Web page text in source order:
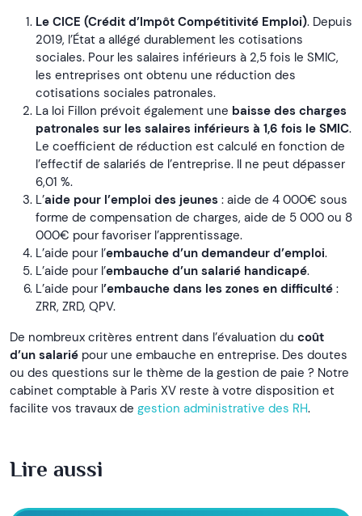
Le CICE (Crédit d’Impôt Compétitivité Emploi). Depuis
2019, l’État a allégé durablement les cotisations
sociales. Pour les salaires inférieurs à 2,5 fois le SMIC,
les entreprises ont obtenu une réduction des
cotisations sociales patronales.
La loi Fillon prévoit également une baisse des charges
patronales sur les salaires inférieurs à 1,6 fois le SMIC.
Le coefficient de réduction est calculé en fonction de
l’effectif de salariés de l’entreprise. Il ne peut dépasser
6,01 %.
L’aide pour l’emploi des jeunes : aide de 4 000€ sous
forme de compensation de charges, aide de 5 000 ou 8
000€ pour favoriser l’apprentissage.
L’aide pour l’embauche d’un demandeur d’emploi.
L’aide pour l’embauche d’un salarié handicapé.
L’aide pour l’embauche dans les zones en difficulté :
ZRR, ZRD, QPV.
De nombreux critères entrent dans l’évaluation du coût
d’un salarié pour une embauche en entreprise. Des doutes
ou des questions sur le thème de la gestion de paie ? Notre
cabinet comptable à Paris XV reste à votre disposition et
facilite vos travaux de gestion administrative des RH.
Lire aussi